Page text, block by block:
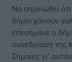
Να σημειωθεί
δήμοι χάνουν
επεσήμανε ο
συνεδρίαση της
Σημαίες γι’